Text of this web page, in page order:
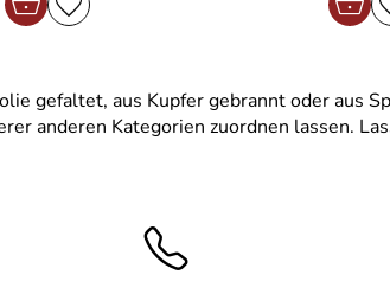
gefaltet, aus Kupfer gebrannt oder aus
anderen Kategorien zuordnen lassen.